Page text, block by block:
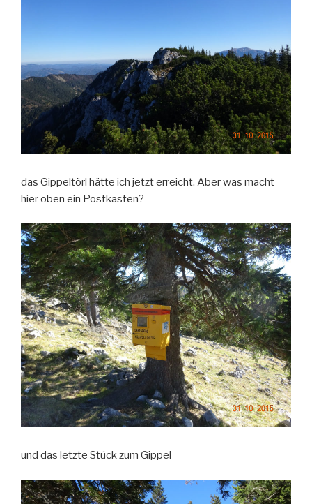
das Gippeltörl hätte ich jetzt erreicht. Aber was macht
hier oben ein Postkasten?
und das letzte Stück zum Gippel